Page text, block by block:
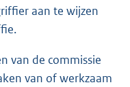
aan te wijzen
van de commissie
van of werkzaam